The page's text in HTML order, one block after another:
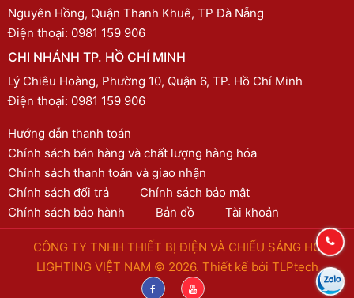
Nguyên Hồng, Quận Thanh Khuê, TP Đà Nẵng
Điện thoại: 0981 159 906
CHI NHÁNH TP. HỒ CHÍ MINH
Lý Chiêu Hoàng, Phường 10, Quận 6, TP. Hồ Chí Minh
Điện thoại: 0981 159 906
Hướng dẫn thanh toán
Chính sách bán hàng và chất lượng hàng hóa
Chính sách thanh toán và giao nhận
Chính sách đổi trả
Chính sách bảo mật
Chính sách bảo hành
Bản đồ Tài khoản
CÔNG TY TNHH THIẾT BỊ ĐIỆN VÀ CHIẾU SÁNG HC
LIGHTING VIỆT NAM © 2026. Thiết kế bởi TLPtech